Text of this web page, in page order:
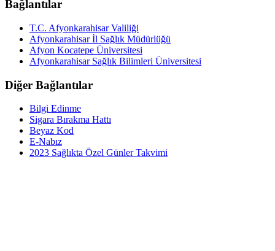
Bağlantılar
T.C. Afyonkarahisar Valiliği
Afyonkarahisar İl Sağlık Müdürlüğü
Afyon Kocatepe Üniversitesi
Afyonkarahisar Sağlık Bilimleri Üniversitesi
Diğer Bağlantılar
Bilgi Edinme
Sigara Bırakma Hattı
Beyaz Kod
E-Nabız
2023 Sağlıkta Özel Günler Takvimi